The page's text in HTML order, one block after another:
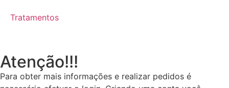
Tratamentos
Atenção!!!
Para obter mais informações e realizar pedidos é